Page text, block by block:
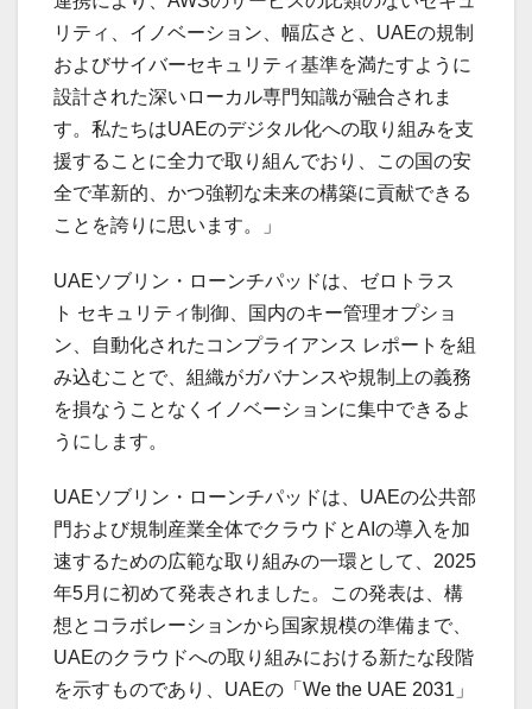
リティ、イノベーション、幅広さと、UAEの規制
およびサイバーセキュリティ基準を満たすように
設計された深いローカル専門知識が融合されま
す。私たちはUAEのデジタル化への取り組みを支
援することに全力で取り組んでおり、この国の安
全で革新的、かつ強靭な未来の構築に貢献できる
ことを誇りに思います。」
UAEソブリン・ローンチパッドは、ゼロトラス
ト セキュリティ制御、国内のキー管理オプショ
ン、自動化されたコンプライアンス レポートを組
み込むことで、組織がガバナンスや規制上の義務
を損なうことなくイノベーションに集中できるよ
うにします。
UAEソブリン・ローンチパッドは、UAEの公共部
門および規制産業全体でクラウドとAIの導入を加
速するための広範な取り組みの一環として、2025
年5月に初めて発表されました。この発表は、構
想とコラボレーションから国家規模の準備まで、
UAEのクラウドへの取り組みにおける新たな段階
を示すものであり、UAEの「We the UAE 2031」